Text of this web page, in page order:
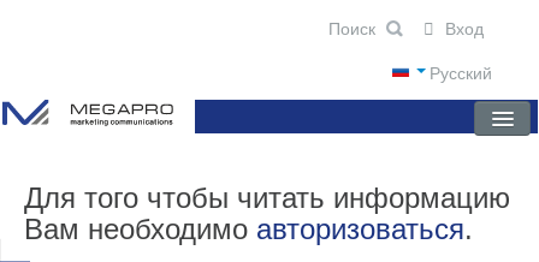
Русский
Вход
ГЛАВНАЯ
О КОМПАНИИ
Для того чтобы читать информацию
Вам необходимо авторизоваться.